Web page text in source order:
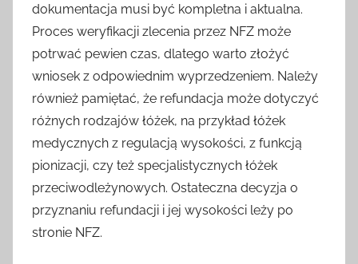
dokumentacja musi być kompletna i aktualna.
Proces weryfikacji zlecenia przez NFZ może
potrwać pewien czas, dlatego warto złożyć
wniosek z odpowiednim wyprzedzeniem. Należy
również pamiętać, że refundacja może dotyczyć
różnych rodzajów łóżek, na przykład łóżek
medycznych z regulacją wysokości, z funkcją
pionizacji, czy też specjalistycznych łóżek
przeciwodleżynowych. Ostateczna decyzja o
przyznaniu refundacji i jej wysokości leży po
stronie NFZ.